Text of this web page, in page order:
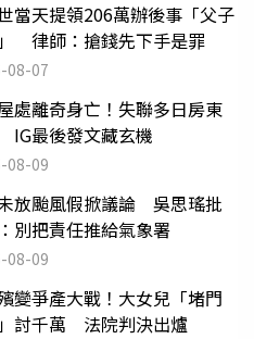
當天提領206萬辦後事「父子
律師：搶錢先下手是罪
08-07
處離奇身亡！失聯多日房東
最後發文藏玄機
08-09
放颱風假掀議論 吳思瑤批
別把責任推給氣象署
08-09
變爭產大戰！大女兒「堵門
討千萬 法院判決出爐